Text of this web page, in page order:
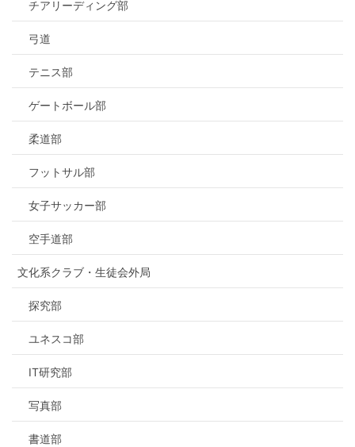
チアリーディング部
弓道
テニス部
ゲートボール部
柔道部
フットサル部
女子サッカー部
空手道部
文化系クラブ・生徒会外局
探究部
ユネスコ部
IT研究部
写真部
書道部